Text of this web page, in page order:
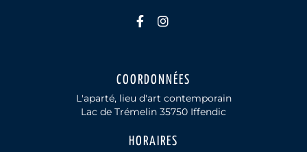
Lien vers le compte
Lien vers le compte
COORDONNÉES
L'aparté, lieu d'art contemporain
Lac de Trémelin 35750 Iffendic
HORAIRES